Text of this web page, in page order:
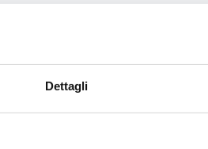
Dettagli
a
40.000
a